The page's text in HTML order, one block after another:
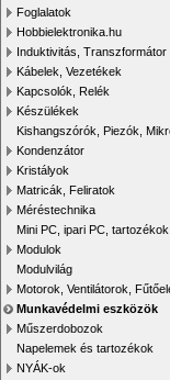
Foglalatok
Hobbielektronika.hu
Induktivitás, Transzformátor
Kábelek, Vezetékek
Kapcsolók, Relék
Készülékek
Kishangszórók, Piezók,
Kondenzátor
Kristályok
Matricák, Feliratok
Méréstechnika
Mini PC, ipari PC, tartozékok
Modulok
Modulvilág
Motorok, Ventilátorok,
Munkavédelmi eszközök
Műszerdobozok
Napelemek és tartozékok
NYÁK-ok